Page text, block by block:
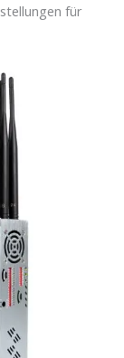
für